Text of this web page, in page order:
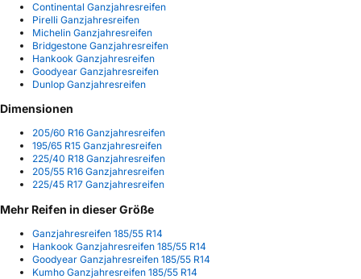
Continental Ganzjahresreifen
Pirelli Ganzjahresreifen
Michelin Ganzjahresreifen
Bridgestone Ganzjahresreifen
Hankook Ganzjahresreifen
Goodyear Ganzjahresreifen
Dunlop Ganzjahresreifen
Dimensionen
205/60 R16 Ganzjahresreifen
195/65 R15 Ganzjahresreifen
225/40 R18 Ganzjahresreifen
205/55 R16 Ganzjahresreifen
225/45 R17 Ganzjahresreifen
Mehr Reifen in dieser Größe
Ganzjahresreifen 185/55 R14
Hankook Ganzjahresreifen 185/55 R14
Goodyear Ganzjahresreifen 185/55 R14
Kumho Ganzjahresreifen 185/55 R14